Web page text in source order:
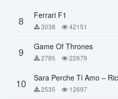
8 Ferrari F1
3038 42151
9 Game Of Thrones
2785 22679
10 2535 12697